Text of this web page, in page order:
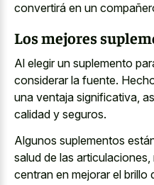
convertirá en un
Los mejores
Al elegir un suplemento
considerar la fuente.
una ventaja significativa,
calidad y seguros.
Algunos suplementos
salud de las
centran en mejorar el brillo